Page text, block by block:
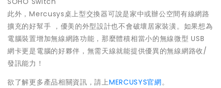
此外，Mercusys桌上型交換器可說是家中或辦公空間有線網路
擴充的好幫手 ，優美的外型設計也不會破壞居家裝潢。如果想為
電腦裝置增加無線網路功能，那麼體積相當小的無線微型 USB
網卡更是電腦的好夥伴，無需天線就能提供優異的無線網路收/
發訊能力！
欲了解更多產品相關資訊，請上MERCUSYS官網。